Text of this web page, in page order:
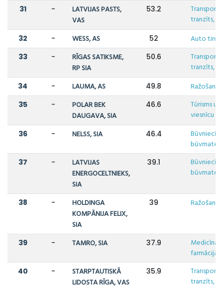
31 -
LATVIJAS PASTS,
VAS
53.2
Transports,
tranzīts,
32 - WESS, AS 52 Auto
33 -
RĪGAS SATIKSME,
RP SIA
50.6
Transports,
tranzīts,
34 - LAUMA, AS 49.8 Ražošana
35 -
POLAR BEK
DAUGAVA, SIA
46.6
Tūrisms un
viesnīcu
36 - NELSS, SIA 46.4
37 -
LATVIJAS
ENERGOCELTNIEKS,
SIA
39.1
38 -
HOLDINGA
KOMPĀNIJA FELIX,
SIA
39 Ražošana
39 - TAMRO, SIA 37.9
Medicīna
farmācija
40 -
STARPTAUTISKĀ
LIDOSTA RĪGA, VAS
35.9
Transports,
tranzīts,